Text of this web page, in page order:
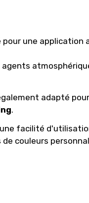
une application
adapté
.
facilité
couleurs